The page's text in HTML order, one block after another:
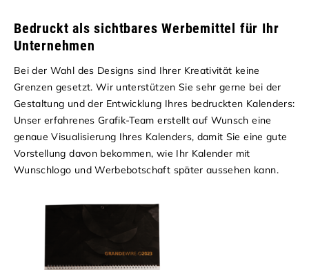
Bedruckt als sichtbares Werbemittel für Ihr
Unternehmen
Bei der Wahl des Designs sind Ihrer Kreativität keine
Grenzen gesetzt. Wir unterstützen Sie sehr gerne bei der
Gestaltung und der Entwicklung Ihres bedruckten Kalenders:
Unser erfahrenes Grafik-Team erstellt auf Wunsch eine
genaue Visualisierung Ihres Kalenders, damit Sie eine gute
Vorstellung davon bekommen, wie Ihr Kalender mit
Wunschlogo und Werbebotschaft später aussehen kann.